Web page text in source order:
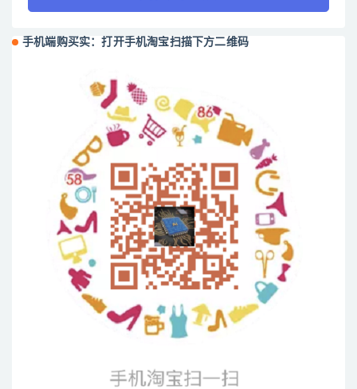
手机端购买实：打开手机淘宝扫描下方二维码